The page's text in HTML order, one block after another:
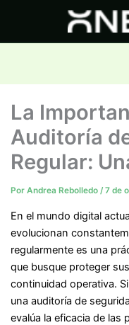
contenido
La
Auditoría
Regular:
Por Andrea Rebolledo /7 de
En el mundo digital
evolucionan
regularmente es una
que busque proteger
continuidad operativa.
una auditoría de
evalúa la eficacia de las